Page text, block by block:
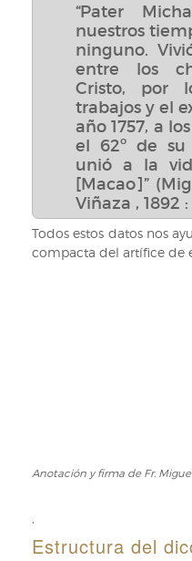
“Pater
nuestros
ninguno.
entre los
Cristo, por
trabajos y el
año 1757, a
el 62º de su
unió a la
[Macao]”
Viñaza , 1892 :
Todos estos datos nos
compacta del artífice de
Anotación
Fr.
Anotación y firma de Fr.
Estructura del